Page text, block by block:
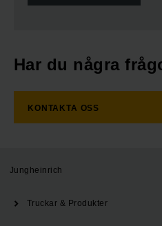
Har du några
KONTAKTA OSS
Jungheinrich
Truckar & Produkter